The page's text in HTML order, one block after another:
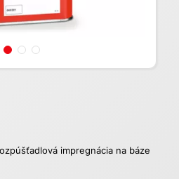
impregnácia na báze